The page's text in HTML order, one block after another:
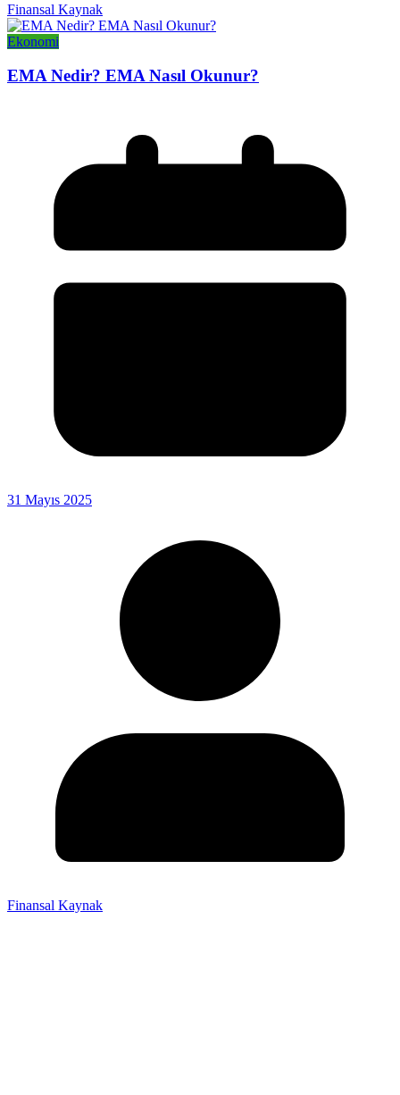
Finansal Kaynak
Ekonomi
EMA Nedir? EMA Nasıl Okunur?
31 Mayıs 2025
Finansal Kaynak